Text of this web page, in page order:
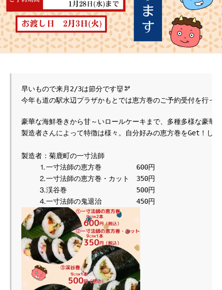
早いもので来月2/3は節分です👹🫘
今年も道の駅水辺プラザかもとでは恵方巻のご予約受付を行っ
豪華な海鮮巻きから甘～いロールケーキまで、多種多様な豪華
製造者さんによって特徴は様々。自分好みの恵方巻をGet！し
製造者：菊鹿町の一寸
⒈一寸法師の恵方巻　　　　　600円
⒉一寸法師の恵方巻・カット　350円
⒊渓谷巻　　　　　　　　　　500円